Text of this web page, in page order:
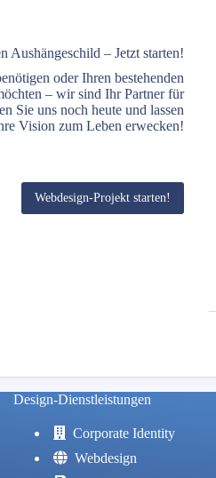
Aushängeschild – Jetzt starten!
oder Ihren bestehenden
– wir sind Ihr Partner für
Sie uns noch heute und lassen
Vision zum Leben erwecken!
Webdesign-Projekt starten!
Design-Dienstleistungen
Corporate Identity
Webdesign